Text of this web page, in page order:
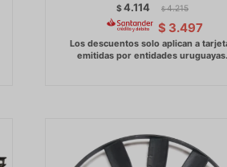
$4.114 $ 4.215
$ 3.497